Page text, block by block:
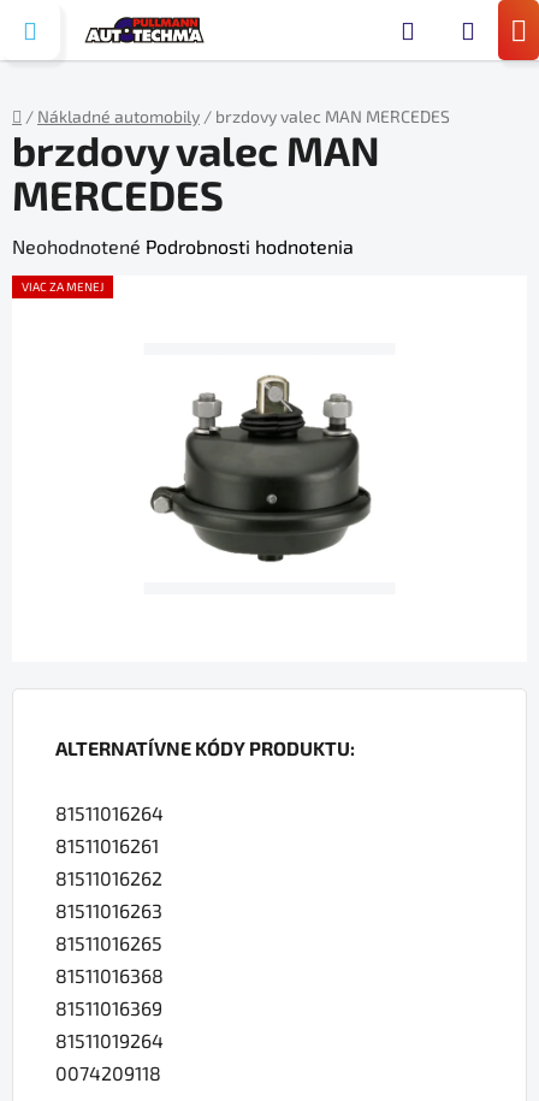
obsah
Domov
/ Nákladné automobily / brzdovy valec MAN MERCEDES
ALTERNATÍVNE KÓDY PRODUKTU:
81511016264
81511016261
81511016262
81511016263
81511016265
81511016368
81511016369
81511019264
0074209118
brzdovy valec MAN
MERCEDES
Priemerné
hodnotenie
Neohodnotené Podrobnosti hodnotenia
VIAC ZA MENEJ